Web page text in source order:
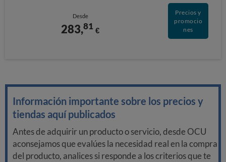
Desde
283,81 €
Precios y
promocio
nes
Información importante sobre los precios y
tiendas aquí publicados
Antes de adquirir un producto o servicio, desde OCU
aconsejamos que evalúes la necesidad real en la compra
del producto, analices si responde a los criterios que te